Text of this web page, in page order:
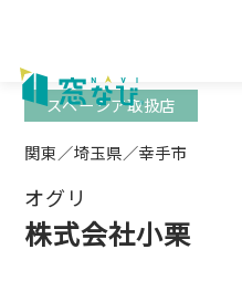
content
関東／埼玉県／幸手市
オグリ
株式会社小栗
スペーシア取扱店